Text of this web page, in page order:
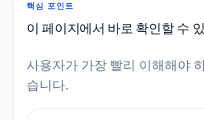
핵심 포인트
이 페이지에서 바로 확인할 수
사용자가 가장 빨리 이해해야
습니다.